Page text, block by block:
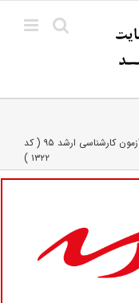
ظرفیت پذیرش مهندسی مکانیزاسیون کشاورزی آزمون کارشناسی ارشد ۹۵ ( کد
۱۳۲۲ )